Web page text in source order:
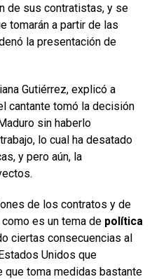
de sus contratistas, y se
tomarán a partir de las
la presentación de
Gutiérrez, explicó a
cantante tomó la decisión
sin haberlo
lo cual ha desatado
y pero aún, la
de los contratos y de
es un tema de política
ciertas consecuencias al
Unidos que
toma medidas bastante